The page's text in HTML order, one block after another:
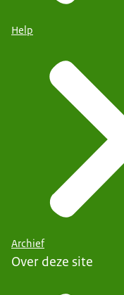
Help
Archief
Over deze site